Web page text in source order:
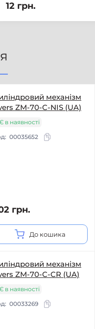
12 грн.
механізм
ZM-70-C-NIS (UA)
Є в наявності
00035652
грн.
До кошика
механізм
ZM-70-C-CR (UA)
Є в наявності
00033269